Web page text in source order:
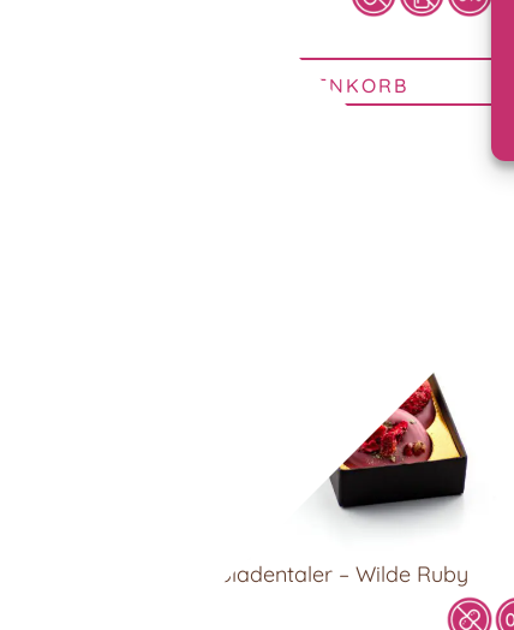
IN DEN WARENKORB
Schokoladentaler – Wilde Ruby